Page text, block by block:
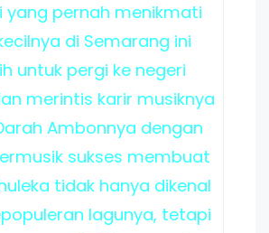
yang pernah menikmati
di Semarang ini
untuk pergi ke negeri
merintis karir musiknya
Ambonnya dengan
sukses membuat
tidak hanya dikenal
lagunya, tetapi